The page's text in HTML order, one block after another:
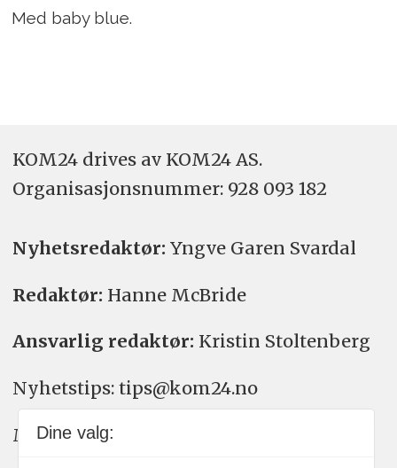
Med baby blue.
KOM24 drives av KOM24 AS.
Organisasjons­nummer: 928 093 182
Nyhetsredaktør: Yngve Garen Svardal
Redaktør: Hanne McBride
Ansvarlig redaktør: Kristin Stoltenberg
Nyhetstips: tips@kom24.no
Meninger: meninger@kom24.no
Dine valg: